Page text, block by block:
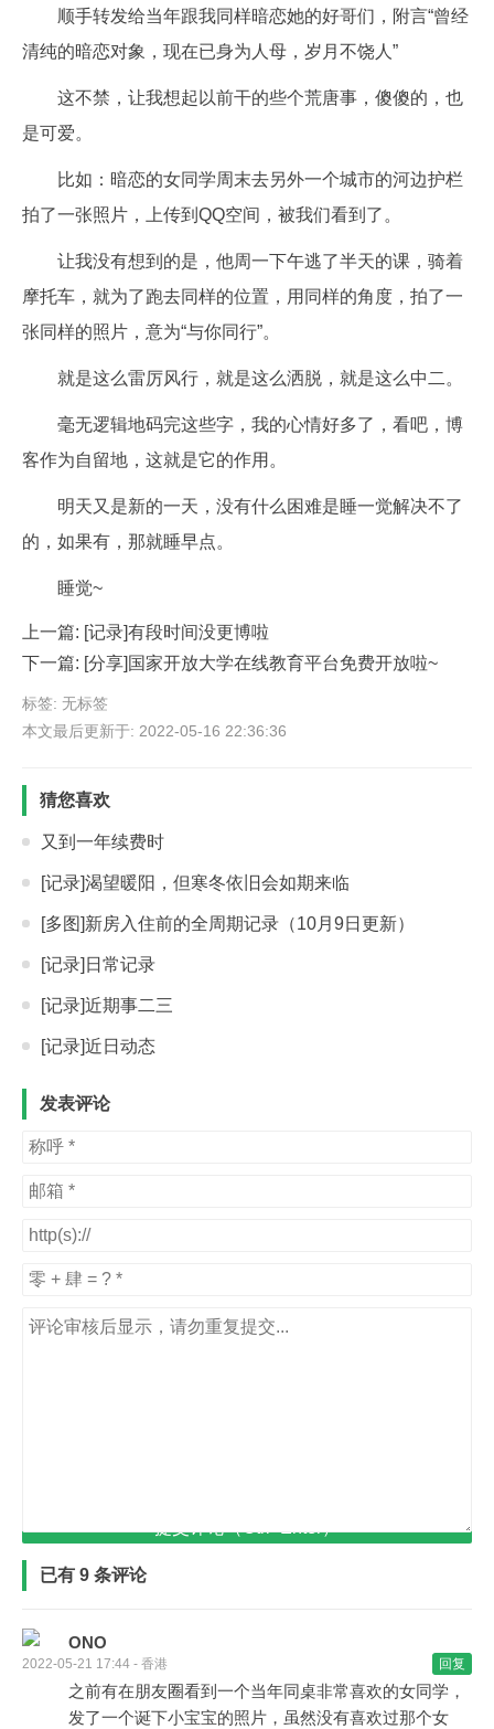
顺手转发给当年跟我同样暗恋她的好哥们，附言“曾经
清纯的暗恋对象，现在已身为人母，岁月不饶人”
这不禁，让我想起以前干的些个荒唐事，傻傻的，也
是可爱。
比如：暗恋的女同学周末去另外一个城市的河边护栏
拍了一张照片，上传到QQ空间，被我们看到了。
让我没有想到的是，他周一下午逃了半天的课，骑着
摩托车，就为了跑去同样的位置，用同样的角度，拍了一
张同样的照片，意为“与你同行”。
就是这么雷厉风行，就是这么洒脱，就是这么中二。
毫无逻辑地码完这些字，我的心情好多了，看吧，博
客作为自留地，这就是它的作用。
明天又是新的一天，没有什么困难是睡一觉解决不了
的，如果有，那就睡早点。
睡觉~
上一篇: [记录]有段时间没更博啦
下一篇: [分享]国家开放大学在线教育平台免费开放啦~
标签: 无标签
本文最后更新于: 2022-05-16 22:36:36
猜您喜欢
又到一年续费时
[记录]渴望暖阳，但寒冬依旧会如期来临
[多图]新房入住前的全周期记录（10月9日更新）
[记录]日常记录
[记录]近期事二三
[记录]近日动态
发表评论
已有 9 条评论
ONO
2022-05-21 17:44 - 香港 回复
之前有在朋友圈看到一个当年同桌非常喜欢的女同学，
发了一个诞下小宝宝的照片，虽然没有喜欢过那个女